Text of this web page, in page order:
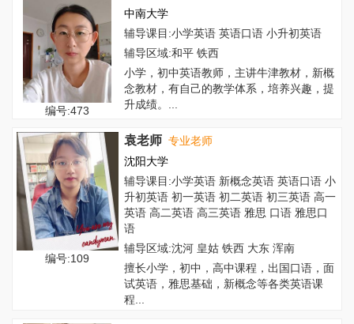
编号:473
中南大学
辅导课目:小学英语 英语口语 小升初英语
辅导区域:和平 铁西
小学，初中英语教师，主讲牛津教材，新概
念教材，有自己的教学体系，培养兴趣，提
升成绩。...
编号:109
袁老师 专业老师
沈阳大学
辅导课目:小学英语 新概念英语 英语口语 小
升初英语 初一英语 初二英语 初三英语 高一
英语 高二英语 高三英语 雅思 口语 雅思口
语
辅导区域:沈河 皇姑 铁西 大东 浑南
擅长小学，初中，高中课程，出国口语，面
试英语，雅思基础，新概念等各类英语课
程...